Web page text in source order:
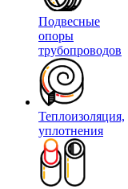
Подвесные
опоры
трубопроводов
Теплоизоляция,
уплотнения